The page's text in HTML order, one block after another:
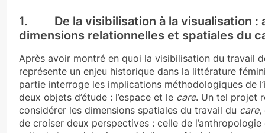
1. De la visibilisation à la visualisation :
dimensions relationnelles et spatiales du
Après avoir montré en quoi la visibilisation du travail
représente un enjeu historique dans la littérature
partie interroge les implications méthodologiques de
deux objets d’étude : l’espace et le care. Un tel projet
considérer les dimensions spatiales du travail du care,
de croiser deux perspectives : celle de l’anthropologie